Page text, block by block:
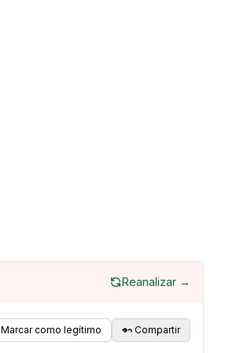
Reanalizar →
Marcar como legítimo Compartir